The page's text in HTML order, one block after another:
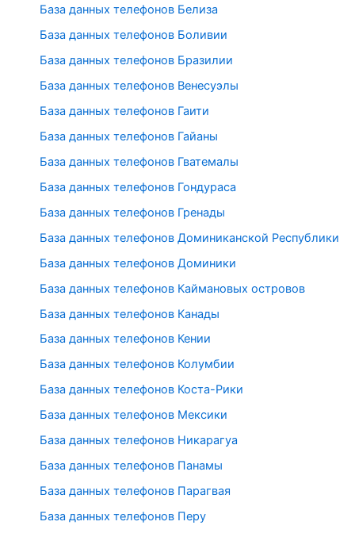
База данных телефонов Белиза
База данных телефонов Боливии
База данных телефонов Бразилии
База данных телефонов Венесуэлы
База данных телефонов Гаити
База данных телефонов Гайаны
База данных телефонов Гватемалы
База данных телефонов Гондураса
База данных телефонов Гренады
База данных телефонов Доминиканской Республики
База данных телефонов Доминики
База данных телефонов Каймановых островов
База данных телефонов Канады
База данных телефонов Кении
База данных телефонов Колумбии
База данных телефонов Коста-Рики
База данных телефонов Мексики
База данных телефонов Никарагуа
База данных телефонов Панамы
База данных телефонов Парагвая
База данных телефонов Перу